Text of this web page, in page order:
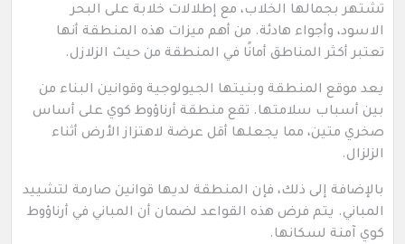
تشتهر بجمالها الخلاب، مع إطلالات خلابة على البحر
الاسود، وأجواء هادئة. من أهم ميزات هذه المنطقة أنها
تعتبر أكثر المناطق أمانًا في المنطقة من حيث الزلازل.
يعد موقع المنطقة وبنيتها الجيولوجية وقوانين البناء من
بين أسباب سلامتها. تقع منطقة أرناؤوط كوي على أساس
صخري متين، مما يجعلها أقل عرضة لاهتزاز الأرض أثناء
الزلزال.
بالإضافة إلى ذلك، فإن المنطقة لديها قوانين صارمة لتشييد
المباني. يتم فرض هذه القواعد لضمان أن المباني في أرناؤوط
كوي آمنة لسكانها.